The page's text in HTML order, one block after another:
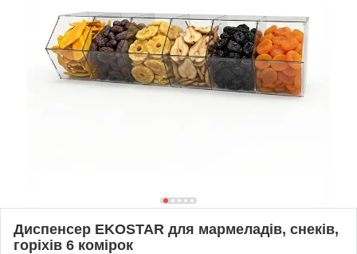
Диспенсер EKOSTAR для мармеладів, снеків,
горіхів 6 комірок